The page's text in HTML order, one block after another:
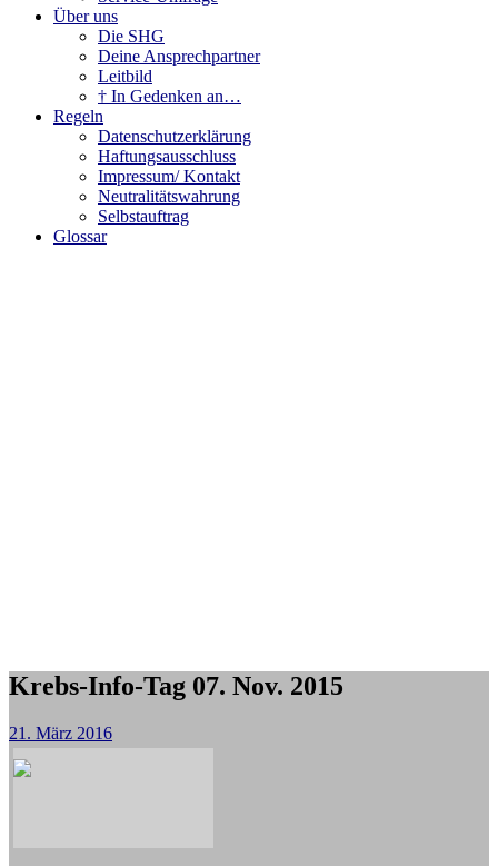
Über uns
Die SHG
Deine Ansprechpartner
Leitbild
† In Gedenken an…
Regeln
Datenschutzerklärung
Haftungsausschluss
Impressum/ Kontakt
Neutralitätswahrung
Selbstauftrag
Glossar
Krebs-Info-Tag 07. Nov. 2015
21. März 2016